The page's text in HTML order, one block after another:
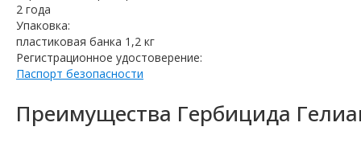
2 года
Упаковка:
пластиковая банка 1,2 кг
Регистрационное удостоверение:
Паспорт безопасности
Преимущества Гербицида